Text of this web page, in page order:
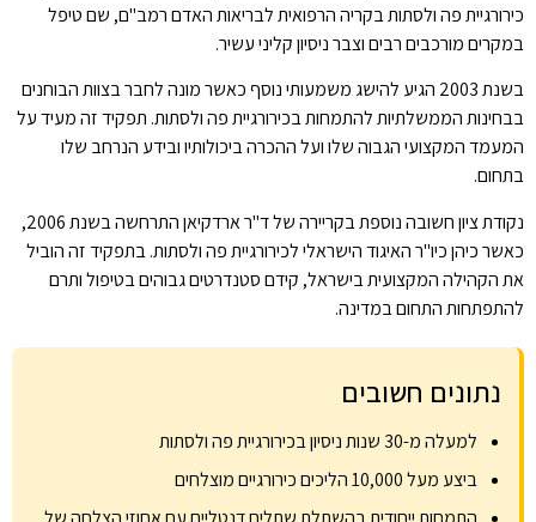
כירורגיית פה ולסתות בקריה הרפואית לבריאות האדם רמב"ם, שם טיפל
במקרים מורכבים רבים וצבר ניסיון קליני עשיר.
בשנת 2003 הגיע להישג משמעותי נוסף כאשר מונה לחבר בצוות הבוחנים
בבחינות הממשלתיות להתמחות בכירורגיית פה ולסתות. תפקיד זה מעיד על
המעמד המקצועי הגבוה שלו ועל ההכרה ביכולותיו ובידע הנרחב שלו
בתחום.
נקודת ציון חשובה נוספת בקריירה של ד"ר ארדקיאן התרחשה בשנת 2006,
כאשר כיהן כיו"ר האיגוד הישראלי לכירורגיית פה ולסתות. בתפקיד זה הוביל
את הקהילה המקצועית בישראל, קידם סטנדרטים גבוהים בטיפול ותרם
להתפתחות התחום במדינה.
נתונים חשובים
למעלה מ-30 שנות ניסיון בכירורגיית פה ולסתות
ביצע מעל 10,000 הליכים כירורגיים מוצלחים